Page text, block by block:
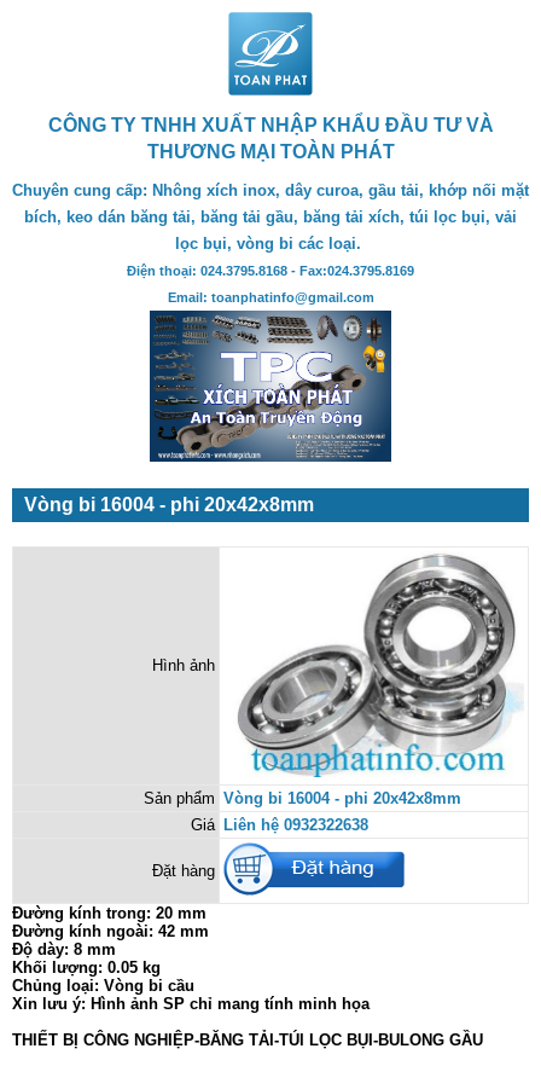
CÔNG TY TNHH XUẤT NHẬP KHẨU ĐẦU TƯ VÀ
THƯƠNG MẠI TOÀN PHÁT
Chuyên cung cấp: Nhông xích inox, dây curoa, gầu tải, khớp nối mặt
bích, keo dán băng tải, băng tải gầu, băng tải xích, túi lọc bụi, vải
lọc bụi, vòng bi các loại.
Điện thoại: 024.3795.8168 - Fax:024.3795.8169
Email: toanphatinfo@gmail.com
Vòng bi 16004 - phi 20x42x8mm
Hình ảnh
Sản phẩm Vòng bi 16004 - phi 20x42x8mm
Giá Liên hệ 0932322638
Đặt hàng
Đường kính trong: 20 mm
Đường kính ngoài: 42 mm
Độ dày: 8 mm
Khối lượng: 0.05 kg
Chủng loại: Vòng bi cầu
Xin lưu ý: Hình ảnh SP chỉ mang tính minh họa
THIẾT BỊ CÔNG NGHIỆP-BĂNG TẢI-TÚI LỌC BỤI-BULONG GẦU